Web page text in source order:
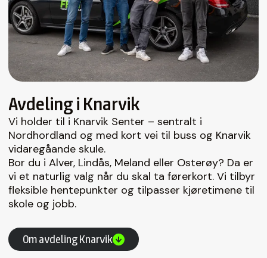
Avdeling i Knarvik
Vi holder til i Knarvik Senter – sentralt i
Nordhordland og med kort vei til buss og Knarvik
vidaregåande skule.
Bor du i Alver, Lindås, Meland eller Osterøy? Da er
vi et naturlig valg når du skal ta førerkort. Vi tilbyr
fleksible hentepunkter og tilpasser kjøretimene til
skole og jobb.
Om avdeling Knarvik